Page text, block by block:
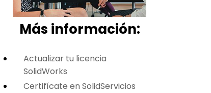
Más información:
Actualizar tu licencia
SolidWorks
Certifícate en SolidServicios